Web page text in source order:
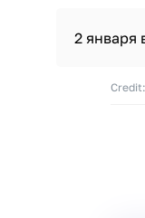
2 января